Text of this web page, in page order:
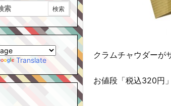
クラムチャウダーが
お値段「税込320円」
Translate